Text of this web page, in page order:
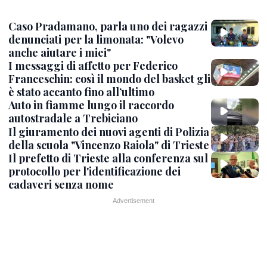
Caso Pradamano, parla uno dei ragazzi
denunciati per la limonata: "Volevo
anche aiutare i miei"
I messaggi di affetto per Federico
Franceschin: così il mondo del basket gli
è stato accanto fino all’ultimo
Auto in fiamme lungo il raccordo
autostradale a Trebiciano
Il giuramento dei nuovi agenti di Polizia
della scuola "Vincenzo Raiola" di Trieste
Il prefetto di Trieste alla conferenza sul
protocollo per l'identificazione dei
cadaveri senza nome